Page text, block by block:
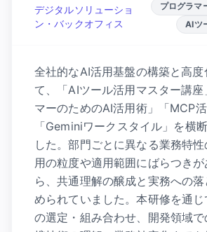
デジタルソリューショ
ン・バックオフィス
プログラマ
AIツ
全社的なAI活用基盤の構築と高度
て、「AIツール活用マスター講座
マーのためのAI活用術」「MCP活
「Geminiワークスタイル」を横
した。部門ごとに異なる業務特
用の粒度や適用範囲にばらつき
ら、共通理解の醸成と実務への
められていました。本研修を通
の選定・組み合わせ、開発領域